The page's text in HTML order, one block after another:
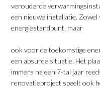
verouderde
een nieuwe installatie.
energiestandpunt, maar
ook voor de toekomstige
een absurde situatie. Het
immers na een 7-tal jaar
renovatieproject speelt ook